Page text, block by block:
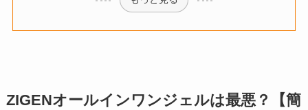
ZIGENオールインワンジェルは最悪？【簡